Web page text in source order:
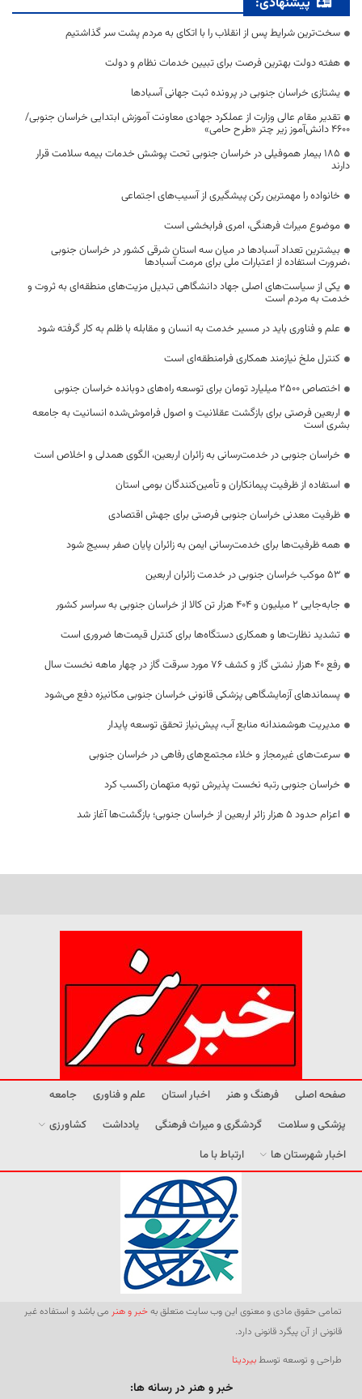
سخت‌ترین شرایط پس از انقلاب را با اتکای به مردم پشت سر گذاشتیم
هفته دولت بهترین فرصت برای تبیین خدمات نظام و دولت
یشتازی خراسان جنوبی در پرونده ثبت جهانی آسبادها
تقدیر مقام عالی وزارت از عملکرد جهادی معاونت آموزش ابتدایی خراسان جنوبی/
۴۶۰۰ دانش‌آموز زیر چتر «طرح حامی»
۱۸۵ بیمار هموفیلی در خراسان جنوبی تحت پوشش خدمات بیمه سلامت قرار
دارند
خانواده را مهمترین رکن پیشگیری از آسیب‌های اجتماعی
موضوع میراث فرهنگی، امری فرابخشی است
بیشترین تعداد آسبادها در میان سه استان شرقی کشور در خراسان جنوبی
،ضرورت استفاده از اعتبارات ملی برای مرمت آسبادها
یکی از سیاست‌های اصلی جهاد دانشگاهی تبدیل مزیت‌های منطقه‌ای به ثروت و
خدمت به مردم است
علم و فناوری باید در مسیر خدمت به انسان و مقابله با ظلم به کار گرفته شود
کنترل ملخ نیازمند همکاری فرامنطقه‌ای است
اختصاص 2500 میلیارد تومان برای توسعه راه‌های دوبانده خراسان جنوبی
اربعین فرصتی برای بازگشت عقلانیت و اصول فراموش‌شده انسانیت به جامعه
بشری است
خراسان جنوبی در خدمت‌رسانی به زائران اربعین، الگوی همدلی و اخلاص است
استفاده از ظرفیت پیمانکاران و تأمین‌کنندگان بومی استان
ظرفیت معدنی خراسان جنوبی فرصتی برای جهش اقتصادی
همه ظرفیت‌ها برای خدمت‌رسانی ایمن به زائران پایان صفر بسیج شود
53 موکب خراسان جنوبی در خدمت زائران اربعین
جابه‌جایی 2 میلیون و 404 هزار تن کالا از خراسان جنوبی به سراسر کشور
تشدید نظارت‌ها و همکاری دستگاه‌ها برای کنترل قیمت‌ها ضروری است
رفع 40 هزار نشتی گاز و کشف 76 مورد سرقت گاز در چهار ماهه نخست سال
پسماندهای آزمایشگاهی پزشکی قانونی خراسان جنوبی مکانیزه دفع می‌شود
مدیریت هوشمندانه منابع آب، پیش‌نیاز تحقق توسعه پایدار
سرعت‌های غیرمجاز و خلاء مجتمع‌های رفاهی در خراسان جنوبی
خراسان جنوبی رتبه نخست پذیرش توبه متهمان راکسب کرد
اعزام حدود 5 هزار زائر اربعین از خراسان جنوبی؛ بازگشت‌ها آغاز شد
صفحه اصلی فرهنگ و هنر اخبار استان علم و فناوری
جامعه
پزشکی و سلامت
گردشگری و میراث فرهنگی یادداشت
کشاورزی
اخبار شهرستان ها
ارتباط با ما
تمامی حقوق مادی و معنوی این وب سایت متعلق بهخبر و هنر می باشد و استفاده غیر
قانونی از آن پیگرد قانونی دارد.
طراحی و توسعه توسطبیردیتا
خبر و هنر در رسانه ها: